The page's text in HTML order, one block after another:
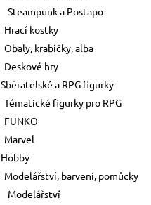
Steampunk a Postapo
Hrací kostky
Obaly, krabičky, alba
Deskové hry
Sběratelské a RPG figurky
Tématické figurky pro RPG
FUNKO
Marvel
Hobby
Modelářství, barvení, pomůcky
Modelářství